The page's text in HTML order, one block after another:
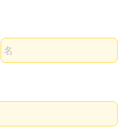
名前の名